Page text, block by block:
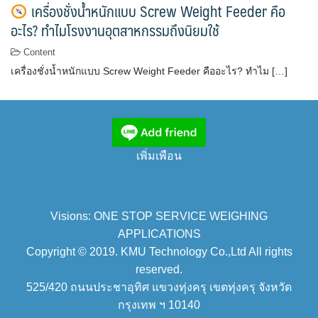
เครื่องชั่งน้ำหนักแบบ Screw Weight Feeder คือ
อะไร? ทำไมโรงงานอุตสาหกรรมถึงนิยมใช้
Content
เครื่องชั่งน้ำหนักแบบ Screw Weight Feeder คืออะไร? ทำไม […]
เพิ่มเพือน
Visions: ONE STOP SERVICE WEIGHING
APPLICATIONS
Copyright © 2019. KMU Technology Co.,Ltd All rights
reserved.
525/420 ถนนประชาอุทิศ แขวงทุ่งครุ เขตทุ่งครุ จังหวัด
กรุงเทพ ฯ 10140